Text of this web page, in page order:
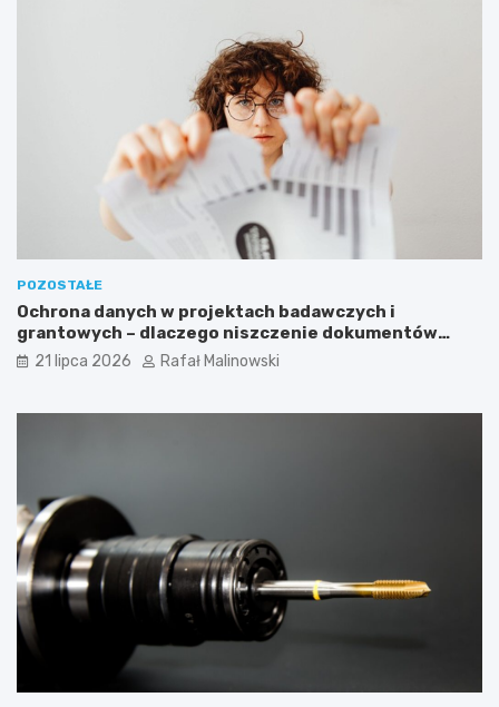
POZOSTAŁE
Ochrona danych w projektach badawczych i
grantowych – dlaczego niszczenie dokumentów
musi być częścią procedury?
21 lipca 2026 Rafał Malinowski